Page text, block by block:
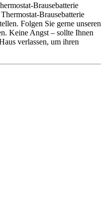
Brausebatterie
Brausebatterie
Folgen Sie gerne unseren
Keine Angst – sollte Ihnen
verlassen, um ihren